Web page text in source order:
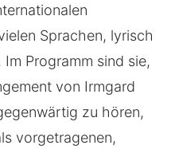
Sprachen, lyrisch
Programm sind sie,
von Irmgard
zu hören,
vorgetragenen,